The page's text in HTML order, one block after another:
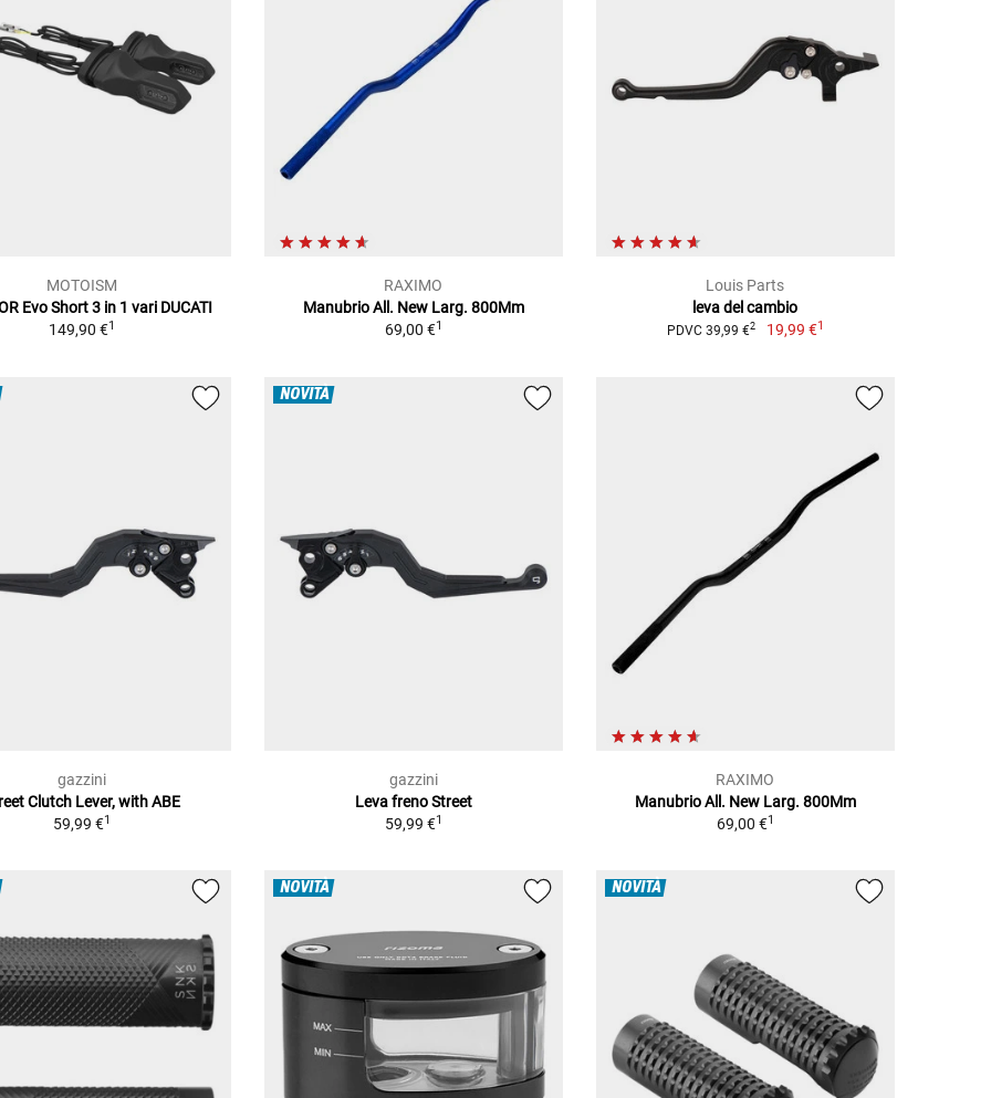
MOTOISM
Evo Short 3 in 1 vari DUCATI
149,90 €1
RAXIMO
Manubrio All. New Larg. 800Mm
69,00 €1
Louis Parts
leva del cambio
PDVC 39,99 €2 19,99 €1
gazzini
Clutch Lever, with ABE
59,99 €1
NOVITÀ
gazzini
Leva freno Street
59,99 €1
RAXIMO
Manubrio All. New Larg. 800Mm
69,00 €1
NOVITÀ NOVITÀ